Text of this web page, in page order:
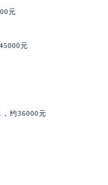
元
元
，约36000元